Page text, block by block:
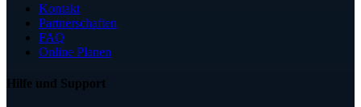
Kontakt
Partnerschaften
FAQ
Online Planen
Hilfe und Support